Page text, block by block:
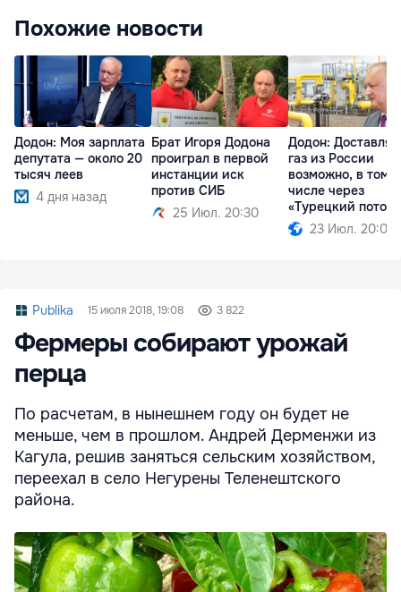
Похожие новости
Додон: Моя зарплата
депутата — около 20
тысяч леев
4 дня назад
Брат Игоря Додона
проиграл в первой
инстанции иск
против СИБ
25 Июл. 20:30
Додон:
газ из России
возможно, в том
числе через
«Турецкий поток»
23 Июл. 20:09
Publika 15 июля 2018, 19:08 3 822
Фермеры собирают урожай
перца
По расчетам, в нынешнем году он будет не
меньше, чем в прошлом. Андрей Дерменжи из
Кагула, решив заняться сельским хозяйством,
переехал в село Негурены Теленештского
района.